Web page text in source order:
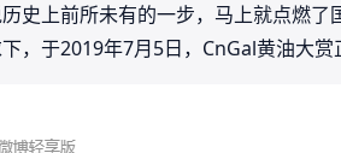
史上前所未有的一步，马上就点燃
，于2019年7月5日，CnGal黄油大赏